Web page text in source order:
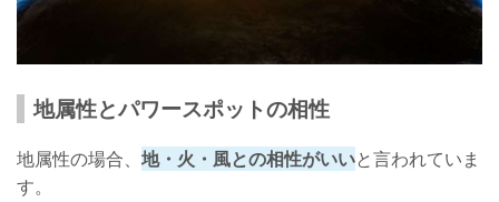
地属性とパワースポットの相性
地属性の場合、 地・火・風との相性がいいと言われていま
す。